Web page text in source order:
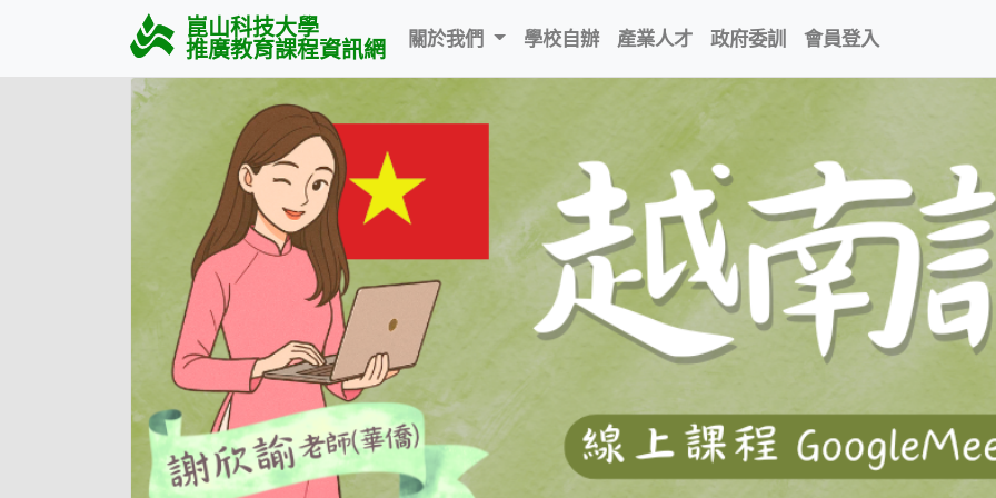
崑山科技大學
推廣教育課程資訊網 關於我們 學校自辦 產業人才 政府委訓 會員登入